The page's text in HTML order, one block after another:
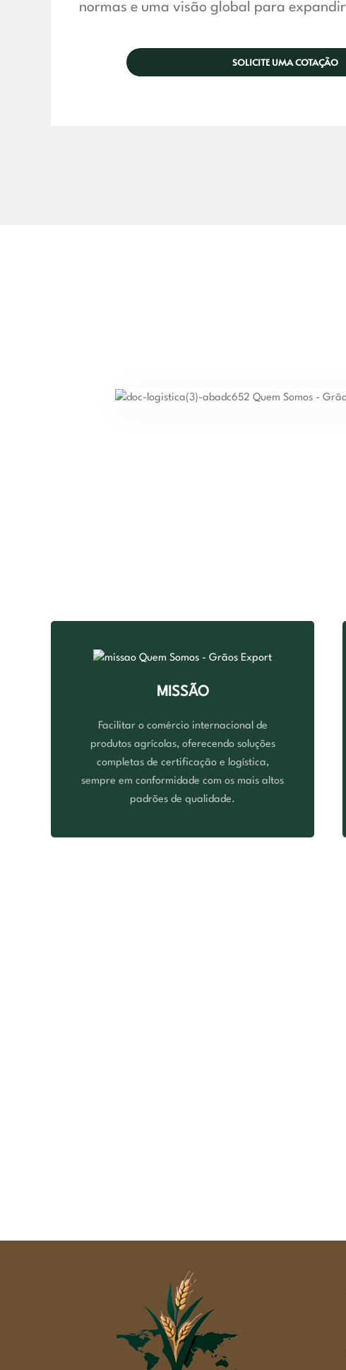
normas e uma visão global para
SOLICITE UMA COTAÇÃO
MISSÃO
Facilitar o comércio internacional de
produtos agrícolas, oferecendo soluções
completas de certificação e logística,
sempre em conformidade com os mais altos
padrões de qualidade.